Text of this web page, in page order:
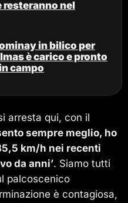
resteranno nel
in bilico per
è carico e pronto
campo
arresta qui, con il
sempre meglio, ho
km/h nei recenti
da anni’. Siamo tutti
palcoscenico
è contagiosa,